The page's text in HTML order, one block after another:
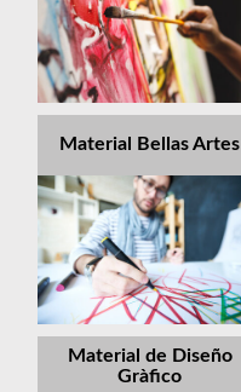
Material Bellas Artes
Material de Diseño
Gràfico